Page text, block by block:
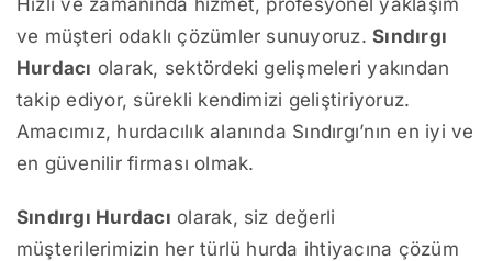
ve müşteri odaklı çözümler sunuyoruz.Sındırgı
Hurdacı olarak, sektördeki gelişmeleri yakından
takip ediyor, sürekli kendimizi geliştiriyoruz.
Amacımız, hurdacılık alanında Sındırgı’nın en iyi ve
en güvenilir firması olmak.
Sındırgı Hurdacı olarak, siz değerli
müşterilerimizin her türlü hurda ihtiyacına çözüm